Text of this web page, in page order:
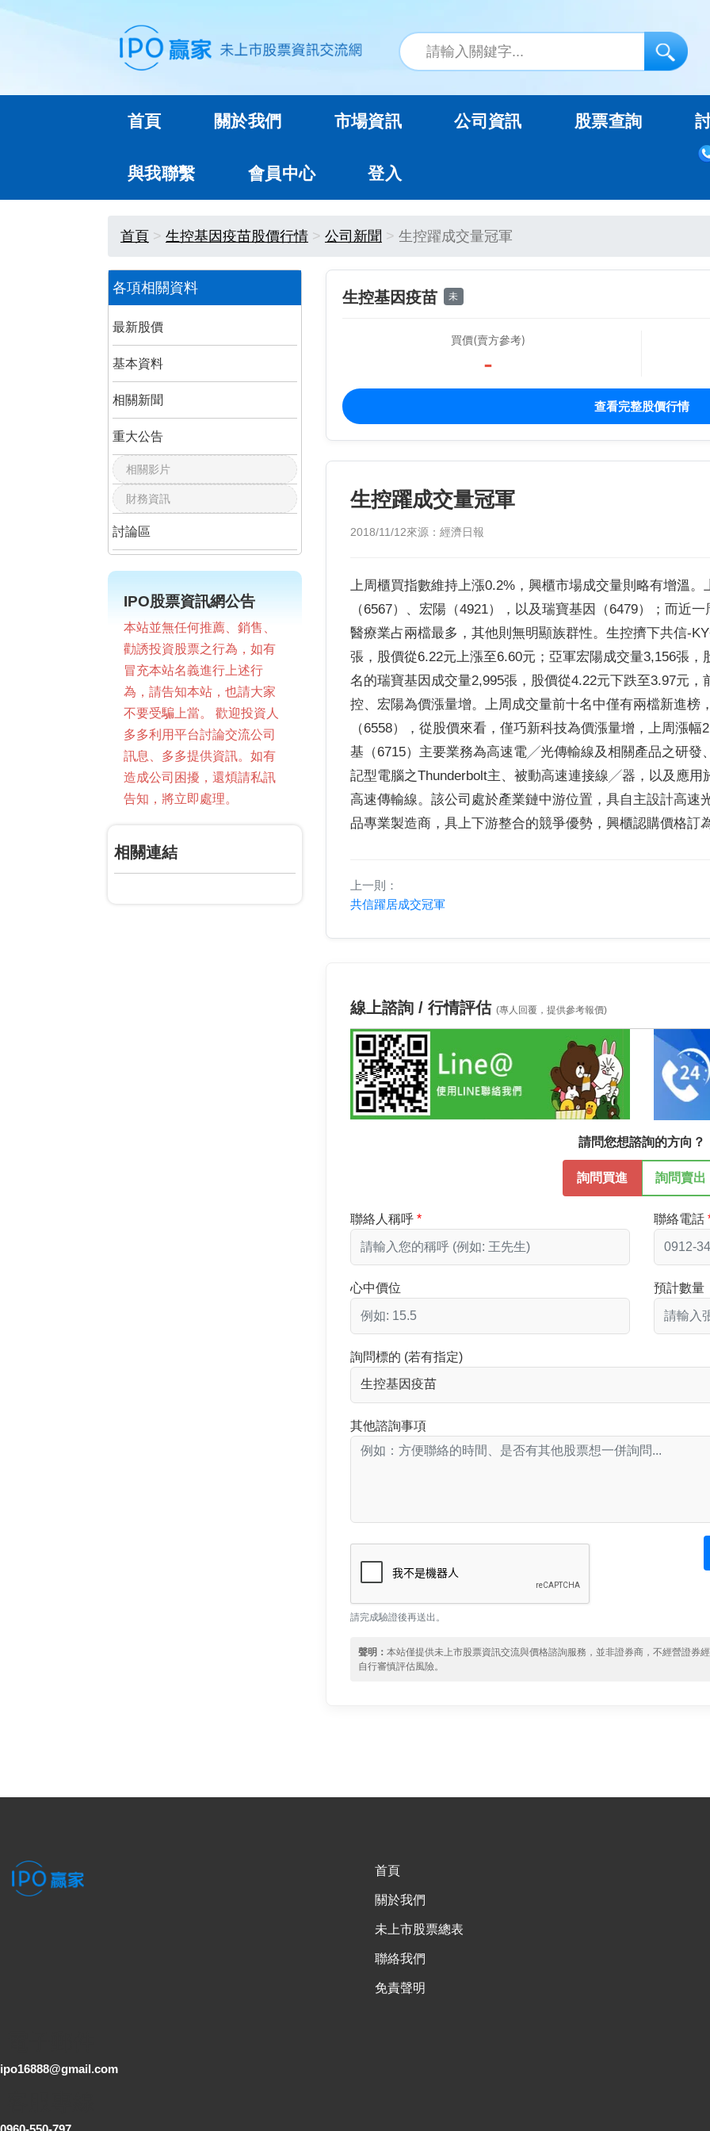
首頁 關於我們 市場資訊 公司資訊 股票查詢
與我聯繫 會員中心 登入
首頁 生控基因疫苗股價行情 公司新聞 生控躍成交量冠軍
各項相關資料
最新股價
基本資料
相關新聞
重大公告
相關影片
財務資訊
討論區
IPO股票資訊網公告
本站並無任何推薦、銷售、
勸誘投資股票之行為，如有
冒充本站名義進行上述行
為，請告知本站，也請大家
不要受騙上當。 歡迎投資人
多多利用平台討論交流公司
訊息、多多提供資訊。如有
造成公司困擾，還煩請私訊
告知，將立即處理。
相關連結
生控基因疫苗 未
買價(賣方參考)
-
查看完整股價行情
生控躍成交量冠軍
2018/11/12來源：經濟日報
上周櫃買指數維持上漲0.2%，興櫃市場成交量則略有增溫
（6567）、宏陽（4921），以及瑞寶基因（6479）；而近
醫療業占兩檔最多，其他則無明顯族群性。生控擠下共信-
張，股價從6.22元上漲至6.60元；亞軍宏陽成交量3,156張
名的瑞寶基因成交量2,995張，股價從4.22元下跌至3.97元
控、宏陽為價漲量增。上周成交量前十名中僅有兩檔新進榜
（6558），從股價來看，僅巧新科技為價漲量增，上周漲
基（6715）主要業務為高速電╱光傳輸線及相關產品之研發
記型電腦之Thunderbolt主、被動高速連接線╱器，以及應用
高速傳輸線。該公司處於產業鏈中游位置，具自主設計高速
品專業製造商，具上下游整合的競爭優勢，興櫃認購價格訂
上一則：
共信躍居成交冠軍
線上諮詢 / 行情評估(專人回覆，提供參考報價)
請問您想諮詢的方向？
詢問買進 詢問賣出
聯絡人稱呼 聯絡電話
心中價位 預計數量
詢問標的 (若有指定)
其他諮詢事項
請完成驗證後再送出。
聲明：本站僅提供未上市股票資訊交流與價格諮詢服務，並非證券商，不經營證券
自行審慎評估風險。
首頁
關於我們
未上市股票總表
聯絡我們
免責聲明
ipo16888@gmail.com